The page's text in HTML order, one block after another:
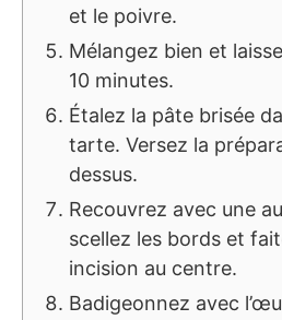
et le poivre.
Mélangez bien et
10 minutes.
Étalez la pâte brisée
tarte. Versez la
dessus.
Recouvrez avec une
scellez les bords et
incision au centre.
Badigeonnez avec